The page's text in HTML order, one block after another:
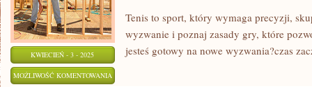
KWIECIEŃ - 3 - 2025
MOŻLIWOŚĆ KOMENTOWANIA
Tenis to sport, który wymaga precyzji,
wyzwanie i poznaj zasady gry, które
jesteś gotowy na nowe wyzwania?czas